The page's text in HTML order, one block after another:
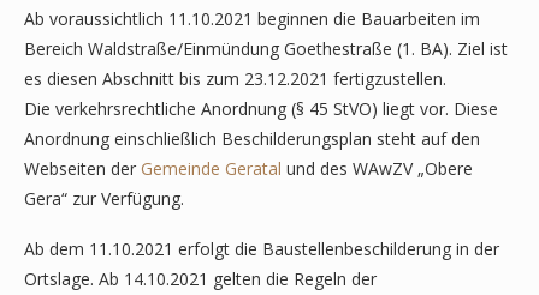
Ab voraussichtlich 11.10.2021 beginnen die Bauarbeiten im
Bereich Waldstraße/Einmündung Goethestraße (1. BA). Ziel ist
es diesen Abschnitt bis zum 23.12.2021 fertigzustellen.
Die verkehrsrechtliche Anordnung (§ 45 StVO) liegt vor. Diese
Anordnung einschließlich Beschilderungsplan steht auf den
Webseiten der Gemeinde Geratal und des WAwZV „Obere
Gera“ zur Verfügung.
Ab dem 11.10.2021 erfolgt die Baustellenbeschilderung in der
Ortslage. Ab 14.10.2021 gelten die Regeln der